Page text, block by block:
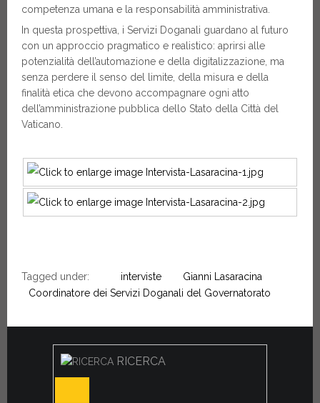
competenza umana e la responsabilità amministrativa.
In questa prospettiva, i Servizi Doganali guardano al futuro
con un approccio pragmatico e realistico: aprirsi alle
potenzialità dell’automazione e della digitalizzazione, ma
senza perdere il senso del limite, della misura e della
finalità etica che devono accompagnare ogni atto
dell’amministrazione pubblica dello Stato della Città del
Vaticano.
Tagged under: interviste
Gianni Lasaracina
Coordinatore dei Servizi Doganali del Governatorato
RICERCA